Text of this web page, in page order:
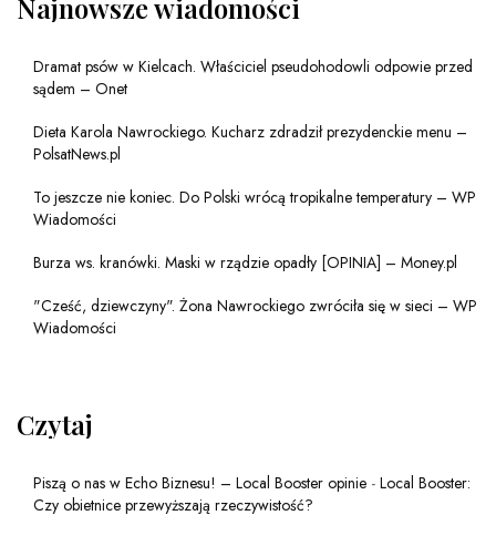
Najnowsze wiadomości
Dramat psów w Kielcach. Właściciel pseudohodowli odpowie przed
sądem – Onet
Dieta Karola Nawrockiego. Kucharz zdradził prezydenckie menu –
PolsatNews.pl
To jeszcze nie koniec. Do Polski wrócą tropikalne temperatury – WP
Wiadomości
Burza ws. kranówki. Maski w rządzie opadły [OPINIA] – Money.pl
"Cześć, dziewczyny". Żona Nawrockiego zwróciła się w sieci – WP
Wiadomości
Czytaj
Piszą o nas w Echo Biznesu! – Local Booster opinie - Local Booster:
Czy obietnice przewyższają rzeczywistość?